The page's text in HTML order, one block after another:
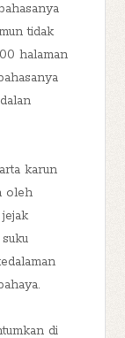
tidak
halaman
karun
oleh
di